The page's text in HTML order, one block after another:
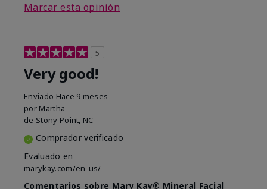
Marcar esta opinión
5
Very good!
Enviado Hace 9 meses
por Martha
de Stony Point, NC
Comprador verificado
Evaluado en
marykay.com/en-us/
Comentarios sobre Mary Kay® Mineral Facial